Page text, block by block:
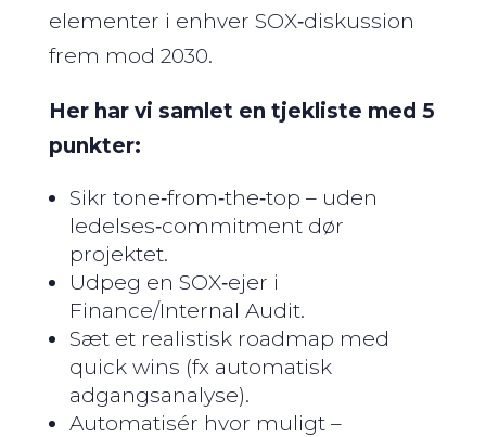
elementer i enhver SOX‑diskussion
frem mod 2030.
Her har vi samlet en tjekliste med 5
punkter:
Sikr tone‑from‑the‑top – uden
ledelses‑commitment dør
projektet.
Udpeg en SOX‑ejer i
Finance/Internal Audit.
Sæt et realistisk roadmap med
quick wins (fx automatisk
adgangsanalyse).
Automatisér hvor muligt –